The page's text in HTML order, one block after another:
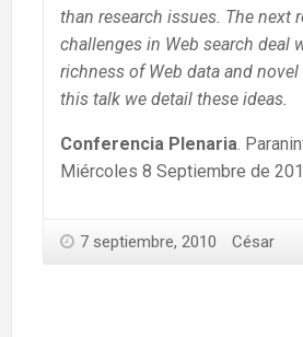
than research issues. The next
challenges in Web search deal
richness of Web data and
this talk we detail these ideas.
Conferencia Plenaria.
Miércoles 8 Septiembre de
7 septiembre, 2010 César